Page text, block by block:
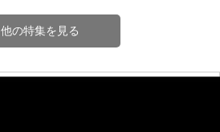
他の特集を見る